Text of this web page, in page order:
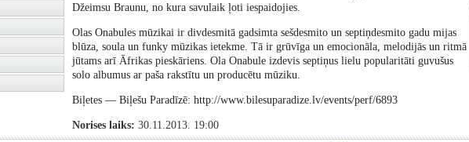
Džeimsu Braunu, no kura savulaik ļoti iespaidojies.
Olas Onabules mūzikai ir divdesmitā gadsimta sešdesmito un septiņdesmito gadu mijas
blūza, soula un funky mūzikas ietekme. Tā ir grūvīga un emocionāla, melodijās un ritmā
jūtams arī Āfrikas pieskāriens. Ola Onabule izdevis septiņus lielu popularitāti guvušus
solo albumus ar paša rakstītu un producētu mūziku.
Biļetes — Biļešu Paradīzē: http://www.bilesuparadize.lv/events/perf/6893
Norises laiks: 30.11.2013. 19:00